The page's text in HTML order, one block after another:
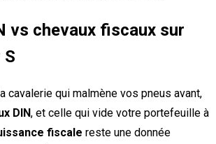
vs chevaux fiscaux sur
S
cavalerie qui malmène vos pneus avant,
DIN, et celle qui vide votre portefeuille à
fiscale reste une donnée